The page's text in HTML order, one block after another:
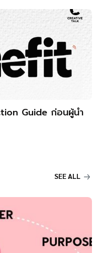
Guide ก่อนผู้นำ
SEE ALL